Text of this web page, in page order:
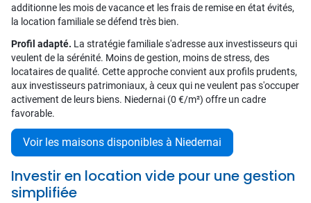
additionne les mois de vacance et les frais de remise en état évités,
la location familiale se défend très bien.
Profil adapté. La stratégie familiale s'adresse aux investisseurs qui
veulent de la sérénité. Moins de gestion, moins de stress, des
locataires de qualité. Cette approche convient aux profils prudents,
aux investisseurs patrimoniaux, à ceux qui ne veulent pas s'occuper
activement de leurs biens. Niedernai (0 €/m²) offre un cadre
favorable.
Voir les maisons disponibles à Niedernai
Investir en location vide pour une gestion
simplifiée